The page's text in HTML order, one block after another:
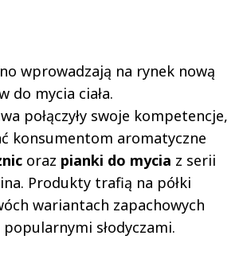
wprowadzają na rynek nową
do mycia ciała.
połączyły swoje kompetencje,
konsumentom aromatyczne
oraz pianki do mycia z serii
Produkty trafią na półki
wariantach zapachowych
słodyczami.